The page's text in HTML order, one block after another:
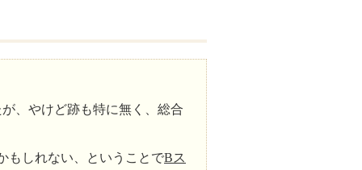
、やけど跡も特に無く、総合
もしれない、ということでBス